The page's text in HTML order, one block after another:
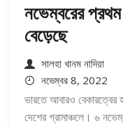
নভেম্বরের
বেড়েছে
সালহা খানম নাদিয়া
নভেম্বর 8, 2022
ভারতে আবারও বেকারত্বের
দেশের গ্রামাঞ্চলে। ৬